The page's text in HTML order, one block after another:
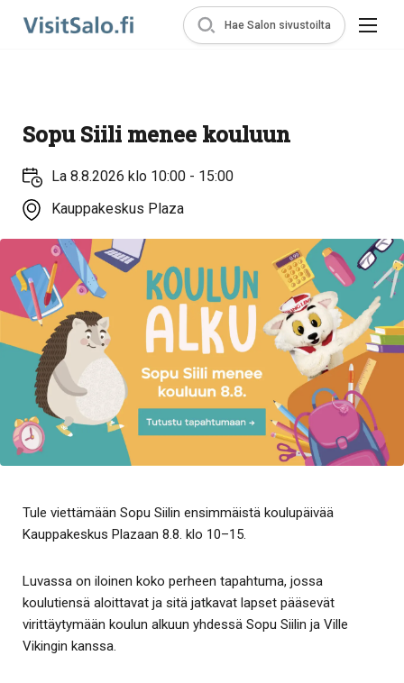
Hae Salon sivustoilta
Sopu Siili menee kouluun
La 8.8.2026 klo 10:00 - 15:00
Kauppakeskus Plaza
Tule viettämään Sopu Siilin ensimmäistä koulupäivää
Kauppakeskus Plazaan 8.8. klo 10–15.
Luvassa on iloinen koko perheen tapahtuma, jossa
koulutiensä aloittavat ja sitä jatkavat lapset pääsevät
virittäytymään koulun alkuun yhdessä Sopu Siilin ja Ville
Vikingin kanssa.